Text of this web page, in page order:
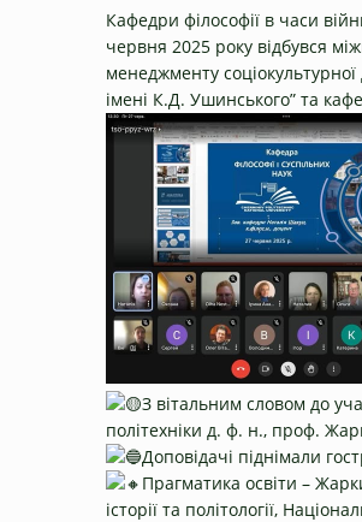
Кафедри філософії в часи
червня 2025 року відбувся
менеджменту
імені К.Д. Ушинського” та
З вітальним словом до
політехніки д. ф. н., проф.
Доповідачі піднімали
Прагматика освіти –
історії та політології,